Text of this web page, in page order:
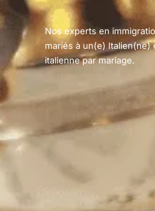
Nos experts en
mariés à un(e) Italien(ne)
italienne par mariage.